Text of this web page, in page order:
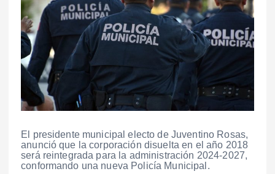
El presidente municipal electo de Juventino Rosas,
anunció que la corporación disuelta en el año 2018
será reintegrada para la administración 2024-2027,
conformando una nueva Policía Municipal.